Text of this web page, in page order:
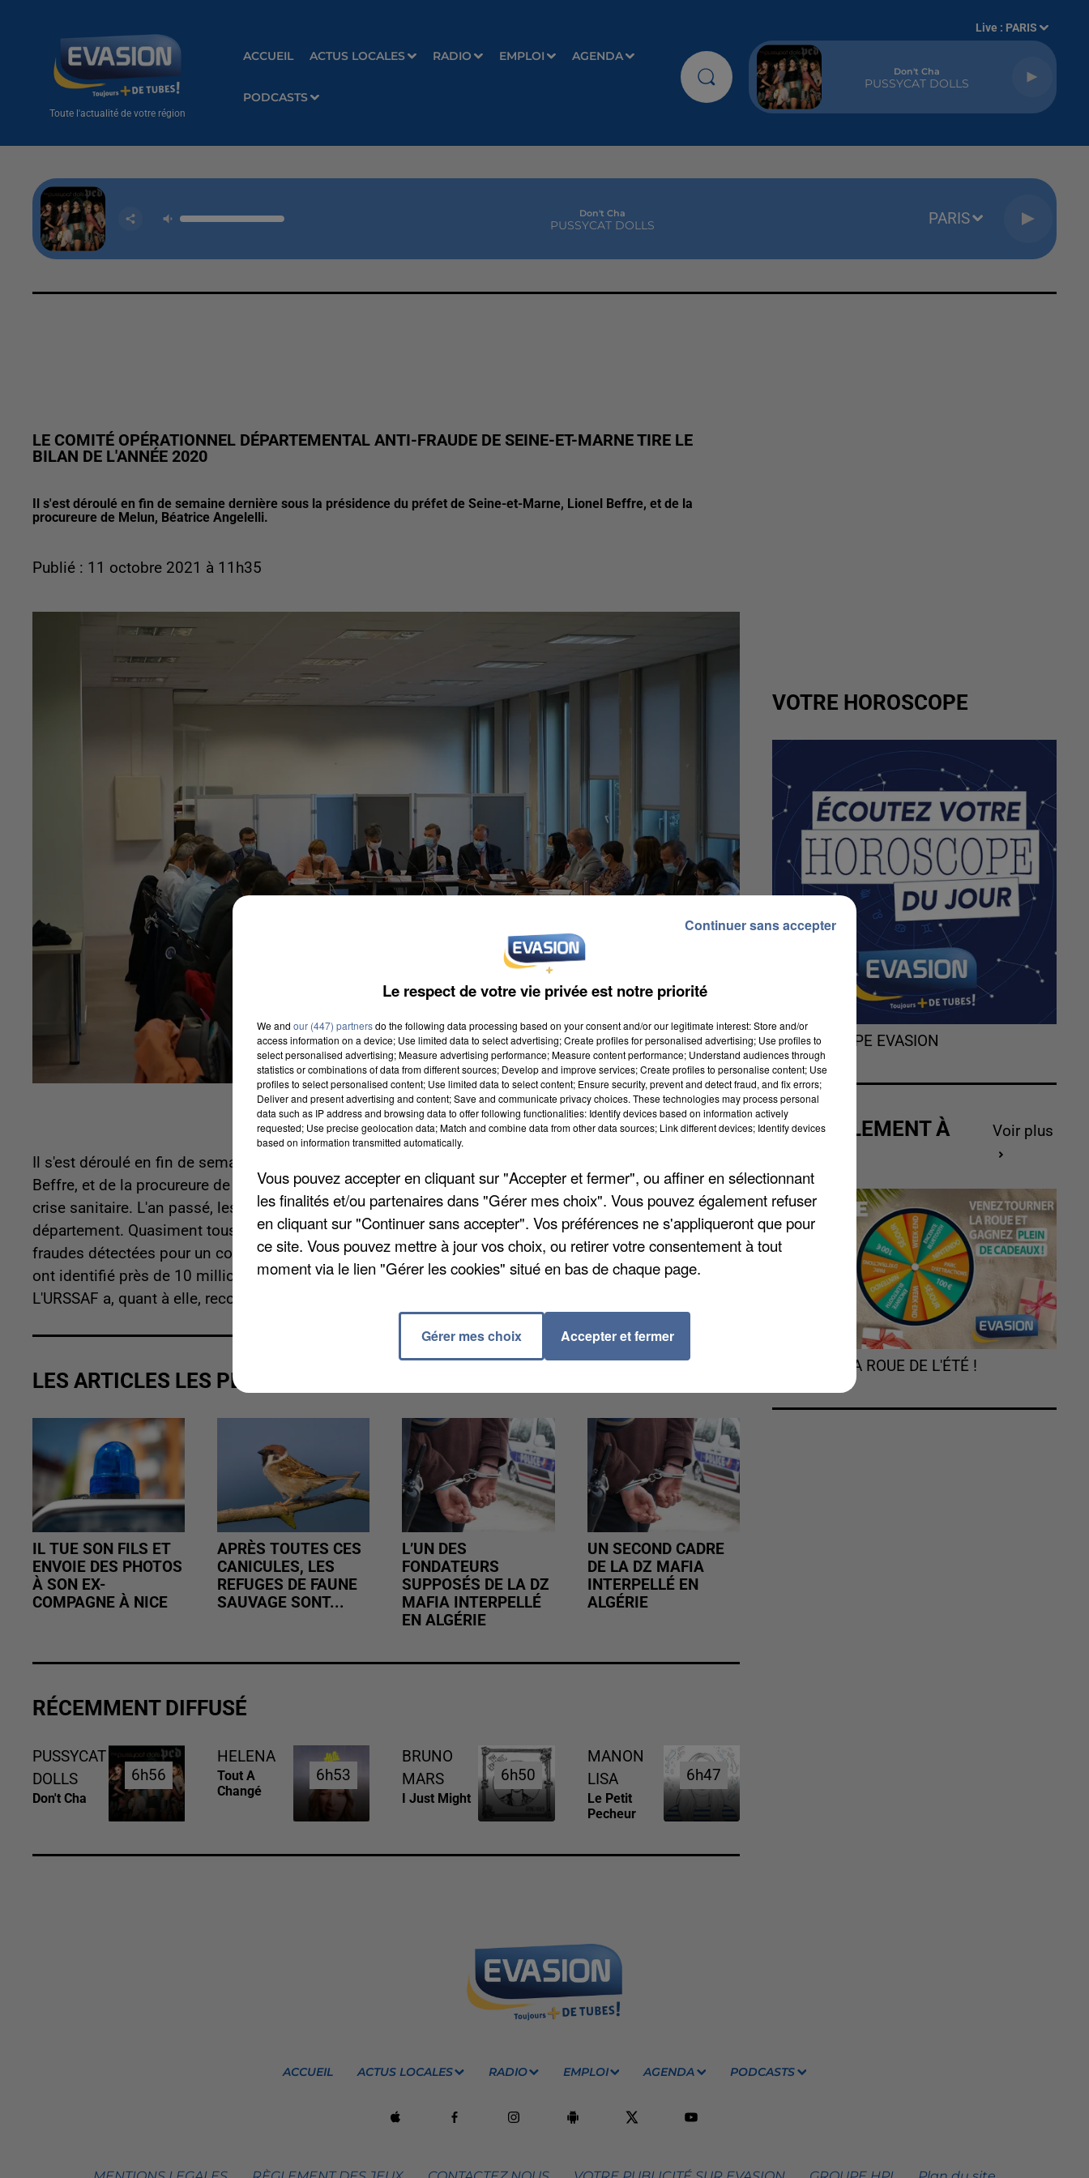
Toute l'actualité de votre région
ACCUEIL ACTUS LOCALES RADIO EMPLOI AGENDA
PODCASTS
Live : PARIS
Don't Cha
PUSSYCAT DOLLS
Don't Cha
PUSSYCAT DOLLS PARIS
LE COMITÉ OPÉRATIONNEL DÉPARTEMENTAL ANTI-FRAUDE DE SEINE-ET-MARNE TIRE LE
BILAN DE L'ANNÉE 2020
Il s'est déroulé en fin de semaine dernière sous la présidence du préfet de Seine-et-Marne, Lionel Beffre, et de la
procureure de Melun, Béatrice Angelelli.
Publié : 11 octobre 2021 à 11h35
Il s'est déroulé en fin de semaine dernière sous la présidence du préfet de Seine-et-Marne, Lionel
Beffre, et de la procureure de Melun, Béatrice Angelelli. Difficile de comparer avec 2019 à cause de la
crise sanitaire. L'an passé, les services de l'État ont mené 132 opérations coordonnées sur le
département. Quasiment tous les bénéficiaires du RSA en Seine-et-Marne ont été contrôlés et 400
fraudes détectées pour un coût de 3,5 millions d'euros. Au total, les organismes de protection sociale
ont identifié près de 10 millions d'euros de préjudice dont 2 détectés par l'Assurance Maladie.
L'URSSAF a, quant à elle, recouvré 5,5 millions d'euros.
LES ARTICLES LES PLUS VUS
IL TUE SON FILS ET
ENVOIE DES PHOTOS
À SON EX-
COMPAGNE À NICE
APRÈS TOUTES CES
CANICULES, LES
REFUGES DE FAUNE
SAUVAGE SONT...
L’UN DES
FONDATEURS
SUPPOSÉS DE LA DZ
MAFIA INTERPELLÉ
EN ALGÉRIE
UN SECOND CADRE
DE LA DZ MAFIA
INTERPELLÉ EN
ALGÉRIE
RÉCEMMENT DIFFUSÉ
PUSSYCAT
DOLLS
Don't Cha
6h56
6h56
HELENA
Tout A
Changé
6h53
6h53
BRUNO
MARS
I Just Might
6h50
6h50
MANON
LISA
Le Petit
Pecheur
6h47
6h47
VOTRE HOROSCOPE
L'HOROSCOPE EVASION
ACTUELLEMENT À
Voir plus
TOURNEZ LA ROUE DE L'ÉTÉ !
ACCUEIL ACTUS LOCALES RADIO EMPLOI AGENDA PODCASTS
Le respect de votre vie privée est notre priorité
We and our (447) partnersdo the following data processing based on your consent and/or our legitimate interest: Store and/or
access information on a device; Use limited data to select advertising; Create profiles for personalised advertising; Use profiles to
select personalised advertising; Measure advertising performance; Measure content performance; Understand audiences through
statistics or combinations of data from different sources; Develop and improve services; Create profiles to personalise content; Use
profiles to select personalised content; Use limited data to select content; Ensure security, prevent and detect fraud, and fix errors;
Deliver and present advertising and content; Save and communicate privacy choices. These technologies may process personal
data such as IP address and browsing data to offer following functionalities: Identify devices based on information actively
requested; Use precise geolocation data; Match and combine data from other data sources; Link different devices; Identify devices
based on information transmitted automatically.
Vous pouvez accepter en cliquant sur "Accepter et fermer", ou affiner en sélectionnant
les finalités et/ou partenaires dans "Gérer mes choix". Vous pouvez également refuser
en cliquant sur "Continuer sans accepter". Vos préférences ne s'appliqueront que pour
ce site. Vous pouvez mettre à jour vos choix, ou retirer votre consentement à tout
moment via le lien "Gérer les cookies" situé en bas de chaque page.
Gérer mes choix Accepter et fermer
Continuer sans accepter